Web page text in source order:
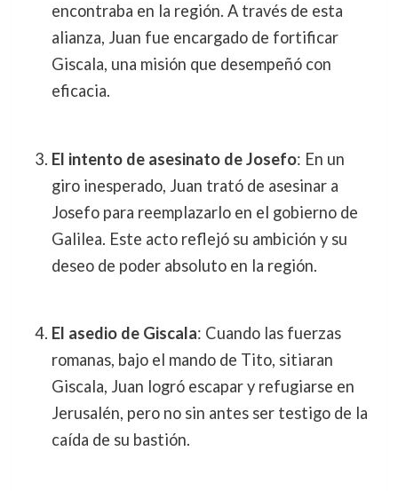
encontraba en la región. A través de esta
alianza, Juan fue encargado de fortificar
Giscala, una misión que desempeñó con
eficacia.
El intento de asesinato de Josefo: En un
giro inesperado, Juan trató de asesinar a
Josefo para reemplazarlo en el gobierno de
Galilea. Este acto reflejó su ambición y su
deseo de poder absoluto en la región.
El asedio de Giscala: Cuando las fuerzas
romanas, bajo el mando de Tito, sitiaran
Giscala, Juan logró escapar y refugiarse en
Jerusalén, pero no sin antes ser testigo de la
caída de su bastión.